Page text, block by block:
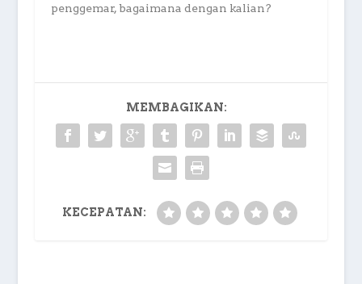
penggemar, bagaimana dengan kalian?
MEMBAGIKAN:
KECEPATAN: